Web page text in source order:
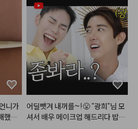
했을 때 맑고 자연스러운 생기가 돌
아 메이크업의 완성도를 높여주는
똑똑한 2 in 1 아이템입니다. 지속
력이 엄청나게 강한편은 아니지만,
지워질 때도 지저분하지 않고 은은
하게 옅어져 데일리 메이크업용으
로 손이 자주 가는 제품입니다. 소
프트하고 뽀용한 블러 립 표현을 좋
아하는 분들께 적극 추천합니다.
니가
했어
어딜뺏겨 내꺼를~!😤 "광희"님 모
셔서 배우 메이크업 해드리다 밥그